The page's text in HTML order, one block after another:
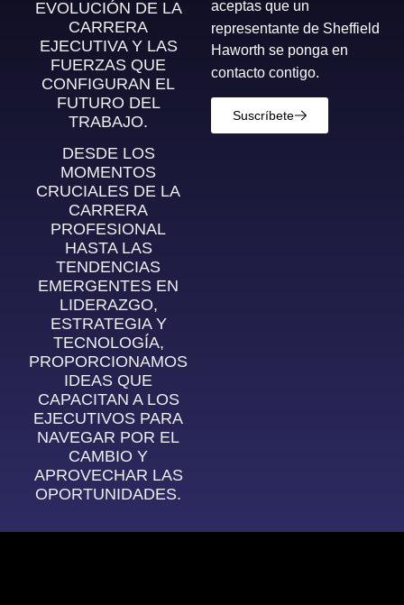
EVOLUCIÓN DE LA
CARRERA
EJECUTIVA Y LAS
FUERZAS QUE
CONFIGURAN EL
FUTURO DEL
TRABAJO.
DESDE LOS
MOMENTOS
CRUCIALES DE LA
CARRERA
PROFESIONAL
HASTA LAS
TENDENCIAS
EMERGENTES EN
LIDERAZGO,
ESTRATEGIA Y
TECNOLOGÍA,
PROPORCIONAMOS
IDEAS QUE
CAPACITAN A LOS
EJECUTIVOS PARA
NAVEGAR POR EL
CAMBIO Y
APROVECHAR LAS
OPORTUNIDADES.
aceptas que un
representante de Sheffield
Haworth se ponga en
contacto contigo.
Suscríbete